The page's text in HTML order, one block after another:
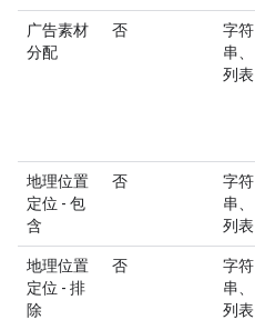
广告素材
分配
否
字符
串、
列表
地理位置
定位 - 包
含
否
字符
串、
列表
地理位置
定位 - 排
除
否
字符
串、
列表